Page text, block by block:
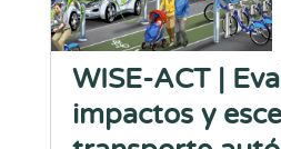
WISE-ACT |
impactos y